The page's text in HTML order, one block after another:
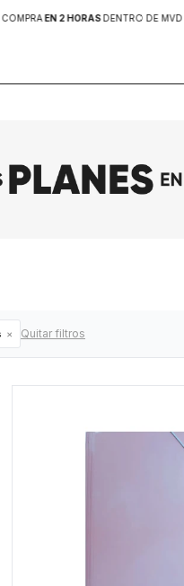
COMPRAEN 2 HORASDENTRO DE MVD |
Quitar filtros